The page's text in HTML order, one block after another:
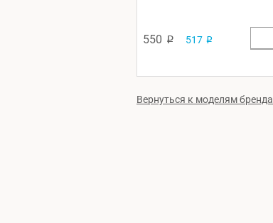
550 p 517 p
Вернуться к моделям бренда